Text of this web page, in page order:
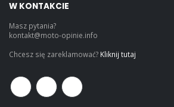
W KONTAKCIE
Masz pytania?
kontakt@moto-opinie.info
Chcesz się zareklamować? Kliknij tutaj